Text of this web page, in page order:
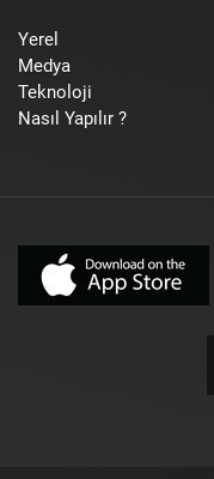
Yerel
Medya
Teknoloji
Nasıl Yapılır ?